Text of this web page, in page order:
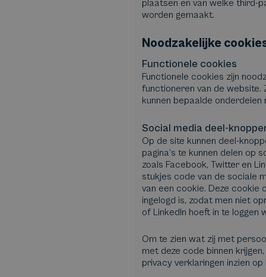
plaatsen en van welke third-
worden gemaakt.
Noodzakelijke
Functionele cookies
Functionele cookies zijn
functioneren van de website.
kunnen bepaalde
Social media deel-
Op de site kunnen deel-
pagina’s te kunnen delen op
zoals Facebook, Twitter en
stukjes code van de sociale
van een cookie. Deze cookie
ingelogd is, zodat men niet
of LinkedIn hoeft in te loggen
Om te zien wat zij met
met deze code binnen
privacy verklaringen inzien op